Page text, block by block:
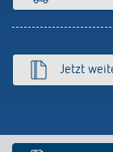
Anfahrt
Jetzt